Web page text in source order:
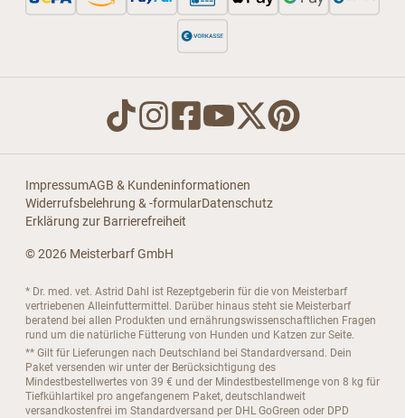
ImpressumAGB & Kundeninformationen
Widerrufsbelehrung & -formularDatenschutz
Erklärung zur Barrierefreiheit
© 2026 Meisterbarf GmbH
* Dr. med. vet. Astrid Dahl ist Rezeptgeberin für die von Meisterbarf
vertriebenen Alleinfuttermittel. Darüber hinaus steht sie Meisterbarf
beratend bei allen Produkten und ernährungswissenschaftlichen Fragen
rund um die natürliche Fütterung von Hunden und Katzen zur Seite.
** Gilt für Lieferungen nach Deutschland bei Standardversand. Dein
Paket versenden wir unter der Berücksichtigung des
Mindestbestellwertes von 39 € und der Mindestbestellmenge von 8 kg für
Tiefkühlartikel pro angefangenem Paket, deutschlandweit
versandkostenfrei im Standardversand per DHL GoGreen oder DPD